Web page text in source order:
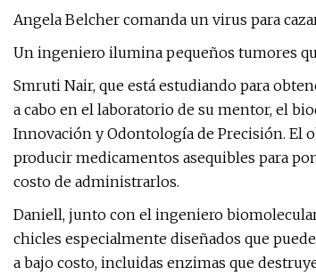
Angela Belcher comanda un virus para
Un ingeniero ilumina pequeños tumores
Smruti Nair, que está estudiando para
a cabo en el laboratorio de su mentor, el
Innovación y Odontología de Precisión. El
producir medicamentos asequibles para
costo de administrarlos.
Daniell, junto con el ingeniero
chicles especialmente diseñados que
a bajo costo, incluidas enzimas que